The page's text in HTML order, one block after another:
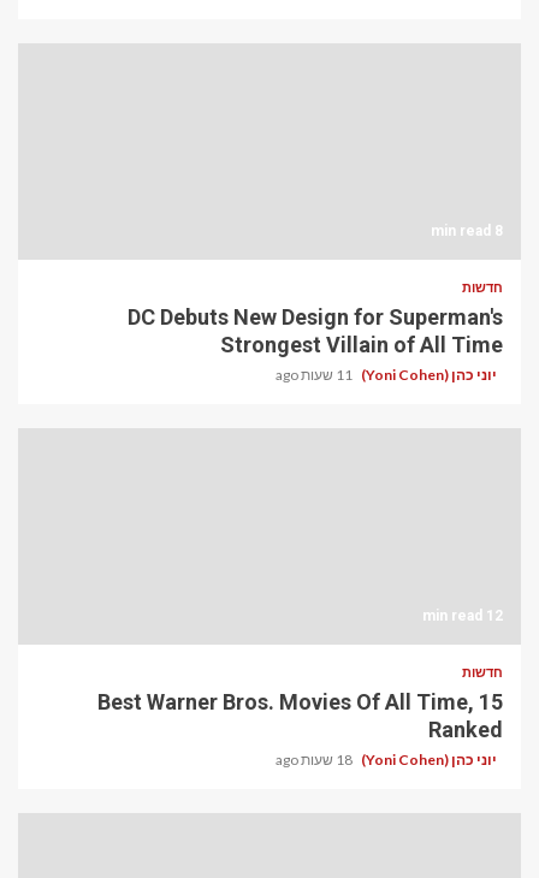
8 min read
חדשות
DC Debuts New Design for Superman's
Strongest Villain of All Time
יוני כהן (Yoni Cohen) 11 שעות ago
12 min read
חדשות
15 Best Warner Bros. Movies Of All Time,
Ranked
יוני כהן (Yoni Cohen) 18 שעות ago